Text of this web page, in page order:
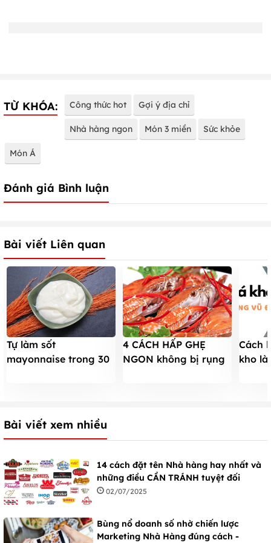
TỪ KHÓA: Công thức hot Gợi ý địa chỉ
Nhà hàng ngon Món 3 miền Sức khỏe
Món Á
Đánh giá Bình luận
Bài viết Liên quan
Tự làm sốt
mayonnaise trong 30
4 CÁCH HẤP GHẸ
NGON không bị rụng
Cách
kho
Bài viết xem nhiều
14 cách đặt tên Nhà hàng hay nhất và
những điều CẦN TRÁNH tuyệt đối
02/07/2025
Bùng nổ doanh số nhờ chiến lược
Marketing Nhà Hàng đúng cách -